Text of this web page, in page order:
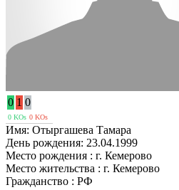
0 1 0
0 KOs 0 KOs
Имя: Отыргашева Тамара
День рождения: 23.04.1999
Место рождения : г. Кемерово
Место жительства : г. Кемерово
Гражданство : РФ